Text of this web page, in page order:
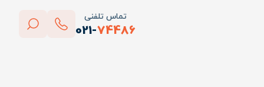
تماس تلفنی
021-74486